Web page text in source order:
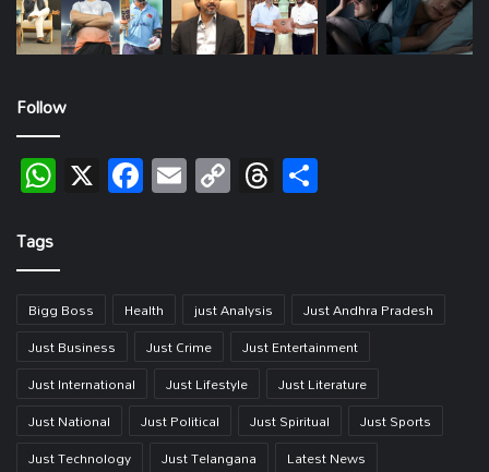
Follow
WhatsApp
X Facebook
EmailCopy
Link
Threads
Tags
Bigg Boss Health just Analysis
Just Andhra Pradesh
Just Business
Just Crime
Just Entertainment
Just International
Just Lifestyle
Just Literature
Just National
Just Political Just Spiritual
Just Sports
Just Technology
Just Telangana Latest News